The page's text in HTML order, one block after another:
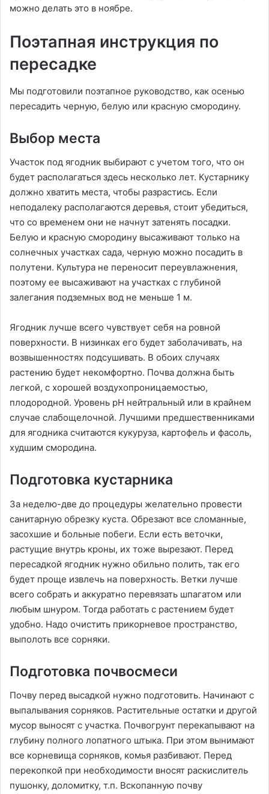
можно делать это в ноябре.
Поэтапная инструкция по
пересадке
Мы подготовили поэтапное руководство, как осенью
пересадить черную, белую или красную смородину.
Выбор места
Участок под ягодник выбирают с учетом того, что он
будет располагаться здесь несколько лет. Кустарнику
должно хватить места, чтобы разрастись. Если
неподалеку располагаются деревья, стоит убедиться,
что со временем они не начнут затенять посадки.
Белую и красную смородину высаживают только на
солнечных участках сада, черную можно посадить в
полутени. Культура не переносит переувлажнения,
поэтому ее высаживают на участках с глубиной
залегания подземных вод не меньше 1 м.
Ягодник лучше всего чувствует себя на ровной
поверхности. В низинках его будет заболачивать, на
возвышенностях подсушивать. В обоих случаях
растению будет некомфортно. Почва должна быть
легкой, с хорошей воздухопроницаемостью,
плодородной. Уровень рН нейтральный или в крайнем
случае слабощелочной. Лучшими предшественниками
для ягодника считаются кукуруза, картофель и фасоль,
худшим смородина.
Подготовка кустарника
За неделю-две до процедуры желательно провести
санитарную обрезку куста. Обрезают все сломанные,
засохшие и больные побеги. Если есть веточки,
растущие внутрь кроны, их тоже вырезают. Перед
пересадкой ягодник нужно обильно полить, так его
будет проще извлечь на поверхность. Ветки лучше
всего собрать и аккуратно перевязать шпагатом или
любым шнуром. Тогда работать с растением будет
удобно. Надо очистить прикорневое пространство,
выполоть все сорняки.
Подготовка почвосмеси
Почву перед высадкой нужно подготовить. Начинают с
выпалывания сорняков. Растительные остатки и другой
мусор выносят с участка. Почвогрунт перекапывают на
глубину полного лопатного штыка. При этом вынимают
все корневища сорняков, комья разбивают. Перед
перекопкой при необходимости вносят раскислитель
пушонку, доломитку, т.п. Вскопанную почву